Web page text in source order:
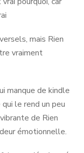
mais Rien
vraiment
manque de kindle
le rend un peu
de Rien
émotionnelle.